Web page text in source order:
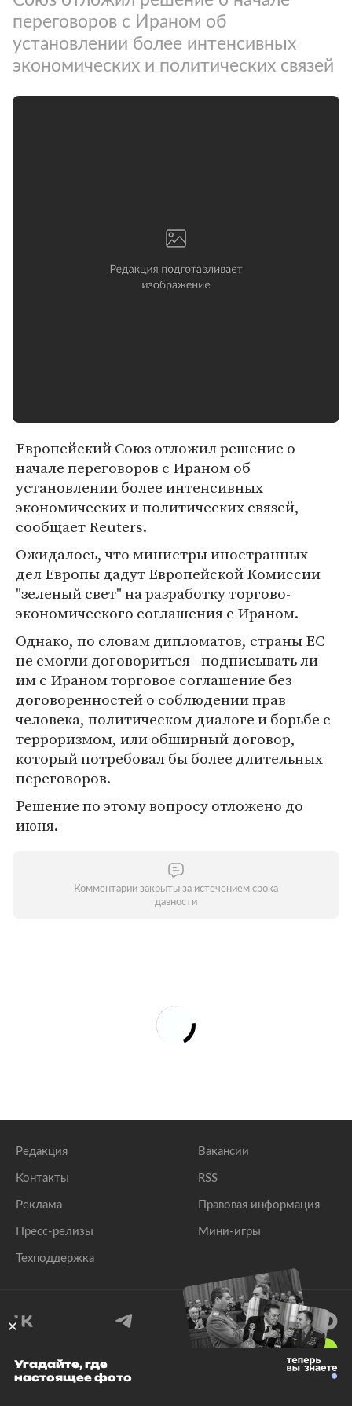
переговоров с Ираном об
установлении более интенсивных
экономических и политических связей
Европейский Союз отложил решение о
начале переговоров с Ираном об
установлении более интенсивных
экономических и политических связей,
сообщает Reuters.
Ожидалось, что министры иностранных
дел Европы дадут Европейской Комиссии
"зеленый свет" на разработку торгово-
экономического соглашения с Ираном.
Однако, по словам дипломатов, страны ЕС
не смогли договориться - подписывать ли
им с Ираном торговое соглашение без
договоренностей о соблюдении прав
человека, политическом диалоге и борьбе с
терроризмом, или обширный договор,
который потребовал бы более длительных
переговоров.
Решение по этому вопросу отложено до
июня.
Комментарии закрыты за истечением срока
давности
Редакция
Контакты
Реклама
Пресс-релизы
Техподдержка
Вакансии
RSS
Правовая информация
Мини-игры
© 1999–2026 Все права защищены.
Угадайте, где
настоящее фото